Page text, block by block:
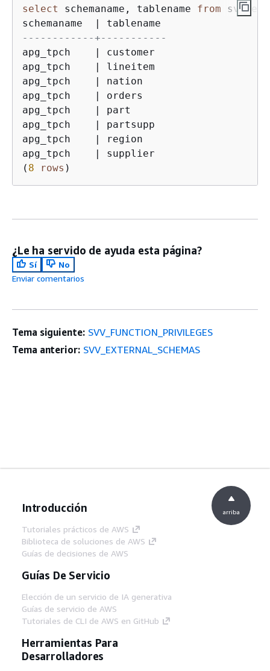
select schemaname, tablename from
schemaname
|
------------+-----------
apg_tpch
|
customer
apg_tpch
|
lineitem
apg_tpch
|
nation
apg_tpch
|
orders
apg_tpch
|
part
apg_tpch
|
partsupp
apg_tpch
|
region
apg_tpch
|
supplier
( 8 rows
¿Le ha servido de ayuda esta página?
Sí
No
Enviar comentarios
Tema siguiente: SVV_FUNCTION_PRIVILEGES
Tema anterior: SVV_EXTERNAL_SCHEMAS
Introducción
Tutoriales prácticos de AWS
Biblioteca de soluciones de AWS
Guías de decisiones de AWS
Guías De Servicio
Elección de un servicio de IA generativa
Guías de servicio de AWS
Tutoriales de CLI de AWS en GitHub
Herramientas Para
Desarrolladores
arriba